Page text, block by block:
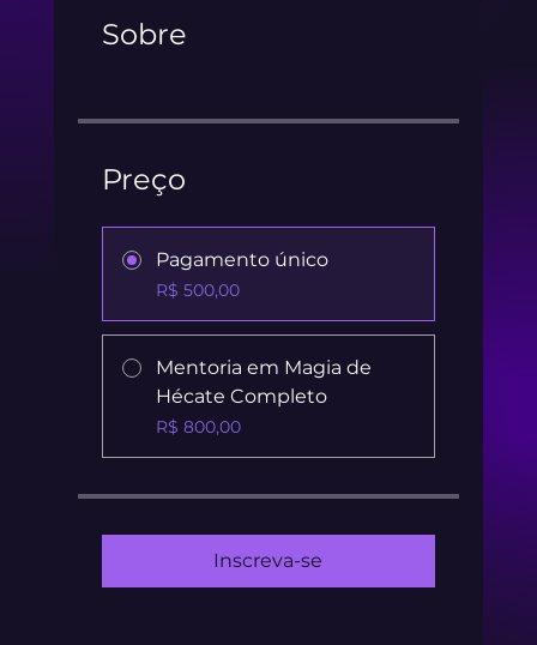
Sobre
Preço
Pagamento único
R$ 500,00
Mentoria em Magia de
Hécate Completo
R$ 800,00
Inscreva-se